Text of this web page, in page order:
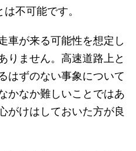
不可能です。
車が来る可能性を想定し
りません。高速道路上と
はずのない事象について
かなか難しいことではあ
がけはしておいた方が良